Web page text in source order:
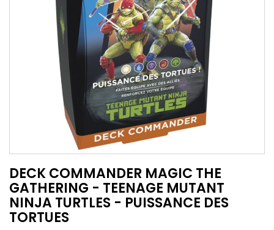
DECK COMMANDER MAGIC THE
GATHERING - TEENAGE MUTANT
NINJA TURTLES - PUISSANCE DES
TORTUES